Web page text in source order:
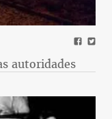
autoridades